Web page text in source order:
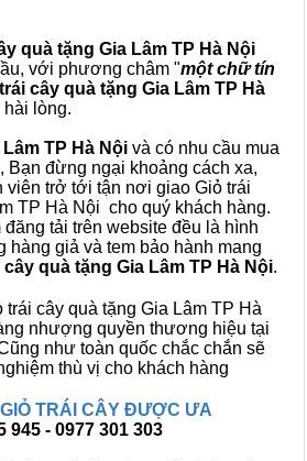
quà tặng Gia Lâm TP Hà Nội
với phương châm "một chữ tín
cây quà tặng Gia Lâm TP Hà
hài lòng.
Lâm TP Hà Nội và có nhu cầu mua
Bạn đừng ngại khoảng cách xa,
viên trở tới tận nơi giao Giỏ trái
TP Hà Nội cho quý khách hàng.
tải trên website đều là hình
hàng giả và tem bảo hành mang
cây quà tặng Gia Lâm TP Hà Nội.
trái cây quà tặng Gia Lâm TP Hà
nhượng quyền thương hiệu tại
như toàn quốc chắc chắn sẽ
thù vị cho khách hàng
TRÁI CÂY ĐƯỢC ƯA
945 - 0977 301 303